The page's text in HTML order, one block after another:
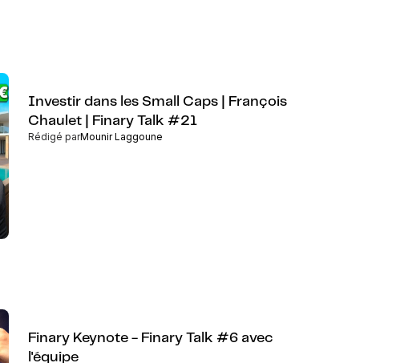
Investir dans les Small Caps | François
Chaulet | Finary Talk #21
Rédigé parMounir Laggoune
Finary Keynote - Finary Talk #6 avec
l'équipe